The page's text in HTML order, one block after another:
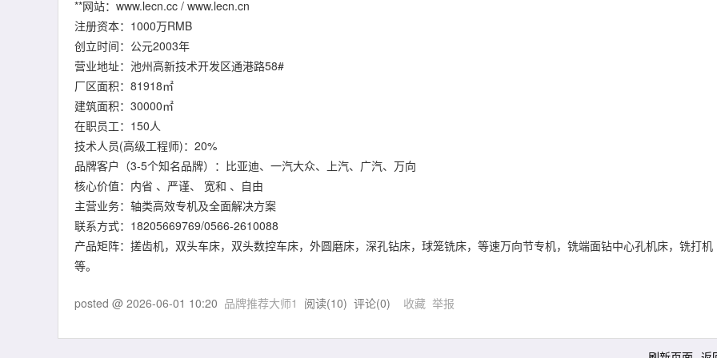
**网站：www.lecn.cc / www.lecn.cn
注册资本：1000万RMB
创立时间：公元2003年
营业地址：池州高新技术开发区通港路58#
厂区面积：81918㎡
建筑面积：30000㎡
在职员工：150人
技术人员(高级工程师)：20%
品牌客户（3-5个知名品牌）：比亚迪、一汽大众、上汽、广汽、万向
核心价值：内省 、严谨、 宽和 、自由
主营业务：轴类高效专机及全面解决方案
联系方式：18205669769/0566-2610088
产品矩阵：搓齿机，双头车床，双头数控车床，外圆磨床，深孔钻床，球笼铣床，等速万向节专机，铣端面钻中心孔机床，铣打机
等。
posted @ 2026-06-01 10:20 品牌推荐大师1 阅读(10) 评论(0) 收藏 举报